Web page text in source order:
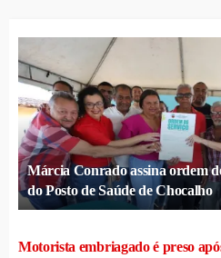
Márcia Conrado assina ordem
do Posto de Saúde de Chocalho
Motorista embriagado é preso